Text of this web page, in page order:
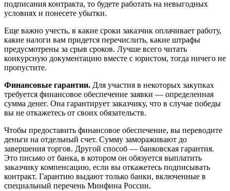
подписания контракта, то будете работать на невыгодных
условиях и понесете убытки.
Еще важно учесть, в какие сроки заказчик оплачивает работу,
какие налоги вам придется перечислить, какие штрафы
предусмотрены за срыв сроков. Лучше всего читать
конкурсную документацию вместе с юристом, тогда ничего не
пропустите.
Финансовые гарантии. Для участия в некоторых закупках
требуется финансовое обеспечение заявки — определенная
сумма денег. Она гарантирует заказчику, что в случае победы
вы не откажетесь от своих обязательств.
Чтобы предоставить финансовое обеспечение, вы переводите
деньги на отдельный счет. Сумму замораживают до
завершения торгов. Другой способ — банковская гарантия.
Это письмо от банка, в котором он обязуется выплатить
заказчику компенсацию, если вы откажетесь подписывать
контракт. Гарантию выдают только банки, включенные в
специальный перечень Минфина России.